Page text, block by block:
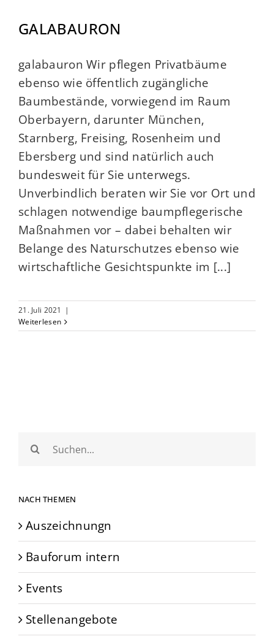
GALABAURON
galabauron Wir pflegen Privatbäume
ebenso wie öffentlich zugängliche
Baumbestände, vorwiegend im Raum
Oberbayern, darunter München,
Starnberg, Freising, Rosenheim und
Ebersberg und sind natürlich auch
bundesweit für Sie unterwegs.
Unverbindlich beraten wir Sie vor Ort und
schlagen notwendige baumpflegerische
Maßnahmen vor – dabei behalten wir
Belange des Naturschutzes ebenso wie
wirtschaftliche Gesichtspunkte im [...]
21. Juli 2021
|
Weiterlesen
Suche
nach:
NACH THEMEN
Auszeichnungn
Bauforum intern
Events
Stellenangebote